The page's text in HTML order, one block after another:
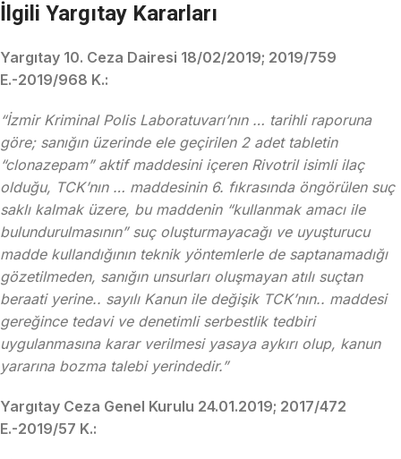
İlgili Yargıtay Kararları
Yargıtay 10. Ceza Dairesi 18/02/2019; 2019/759
E.-2019/968 K.:
“İzmir Kriminal Polis Laboratuvarı’nın … tarihli raporuna
göre; sanığın üzerinde ele geçirilen 2 adet tabletin
“clonazepam” aktif maddesini içeren Rivotril isimli ilaç
olduğu, TCK’nın … maddesinin 6. fıkrasında öngörülen suç
saklı kalmak üzere, bu maddenin “kullanmak amacı ile
bulundurulmasının” suç oluşturmayacağı ve uyuşturucu
madde kullandığının teknik yöntemlerle de saptanamadığı
gözetilmeden, sanığın unsurları oluşmayan atılı suçtan
beraati yerine.. sayılı Kanun ile değişik TCK’nın.. maddesi
gereğince tedavi ve denetimli serbestlik tedbiri
uygulanmasına karar verilmesi yasaya aykırı olup, kanun
yararına bozma talebi yerindedir.”
Yargıtay Ceza Genel Kurulu 24.01.2019; 2017/472
E.-2019/57 K.: